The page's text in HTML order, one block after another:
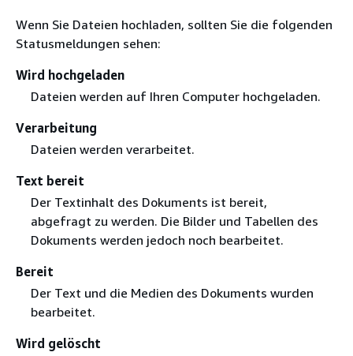
Wenn Sie Dateien hochladen, sollten Sie die folgenden
Statusmeldungen sehen:
Wird hochgeladen
Dateien werden auf Ihren Computer hochgeladen.
Verarbeitung
Dateien werden verarbeitet.
Text bereit
Der Textinhalt des Dokuments ist bereit,
abgefragt zu werden. Die Bilder und Tabellen des
Dokuments werden jedoch noch bearbeitet.
Bereit
Der Text und die Medien des Dokuments wurden
bearbeitet.
Wird gelöscht